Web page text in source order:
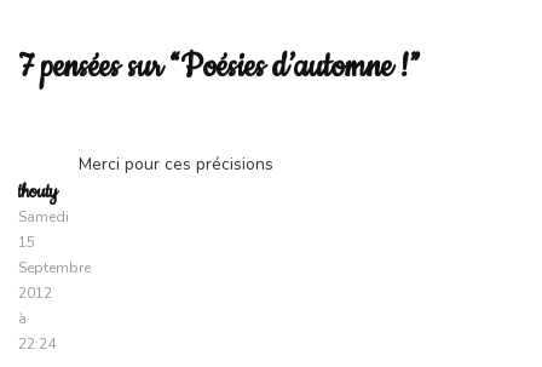
7 pensées sur “Poésies d’automne !”
thouty
Samedi
15
Septembre
2012
à
22:24
Merci pour ces précisions